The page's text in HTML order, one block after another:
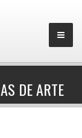
▼
DE ARTE